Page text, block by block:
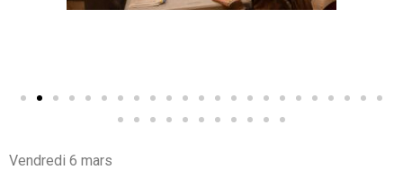
Vendredi 6 mars